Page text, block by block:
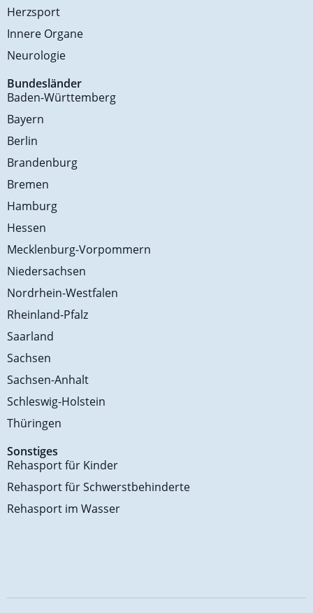
Herzsport
Innere Organe
Neurologie
Bundesländer
Baden-Württemberg
Bayern
Berlin
Brandenburg
Bremen
Hamburg
Hessen
Mecklenburg-Vorpommern
Niedersachsen
Nordrhein-Westfalen
Rheinland-Pfalz
Saarland
Sachsen
Sachsen-Anhalt
Schleswig-Holstein
Thüringen
Sonstiges
Rehasport für Kinder
Rehasport für Schwerstbehinderte
Rehasport im Wasser